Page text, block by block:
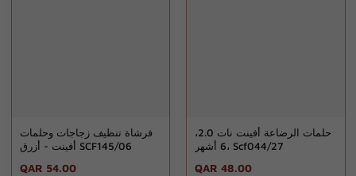
فرشاة تنظيف زجاجات وحلمات
أفينت - أزرق SCF145/06
Regular
QAR 54.00
حلمات الرضاعة أفينت نات 2.0،
6 أشهر، Scf044/27
Regular
QAR 48.00